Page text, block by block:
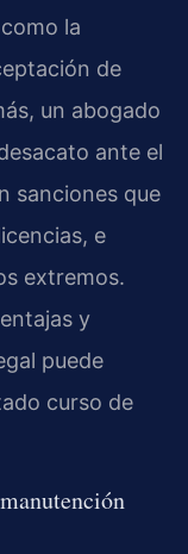
la
de
un abogado
ante el
sanciones que
e
extremos.
y
puede
curso de